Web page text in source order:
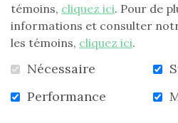
témoins, cliquez ici. Pour de
informations et consulter
les témoins, cliquez ici.
Nécessaire
Performance